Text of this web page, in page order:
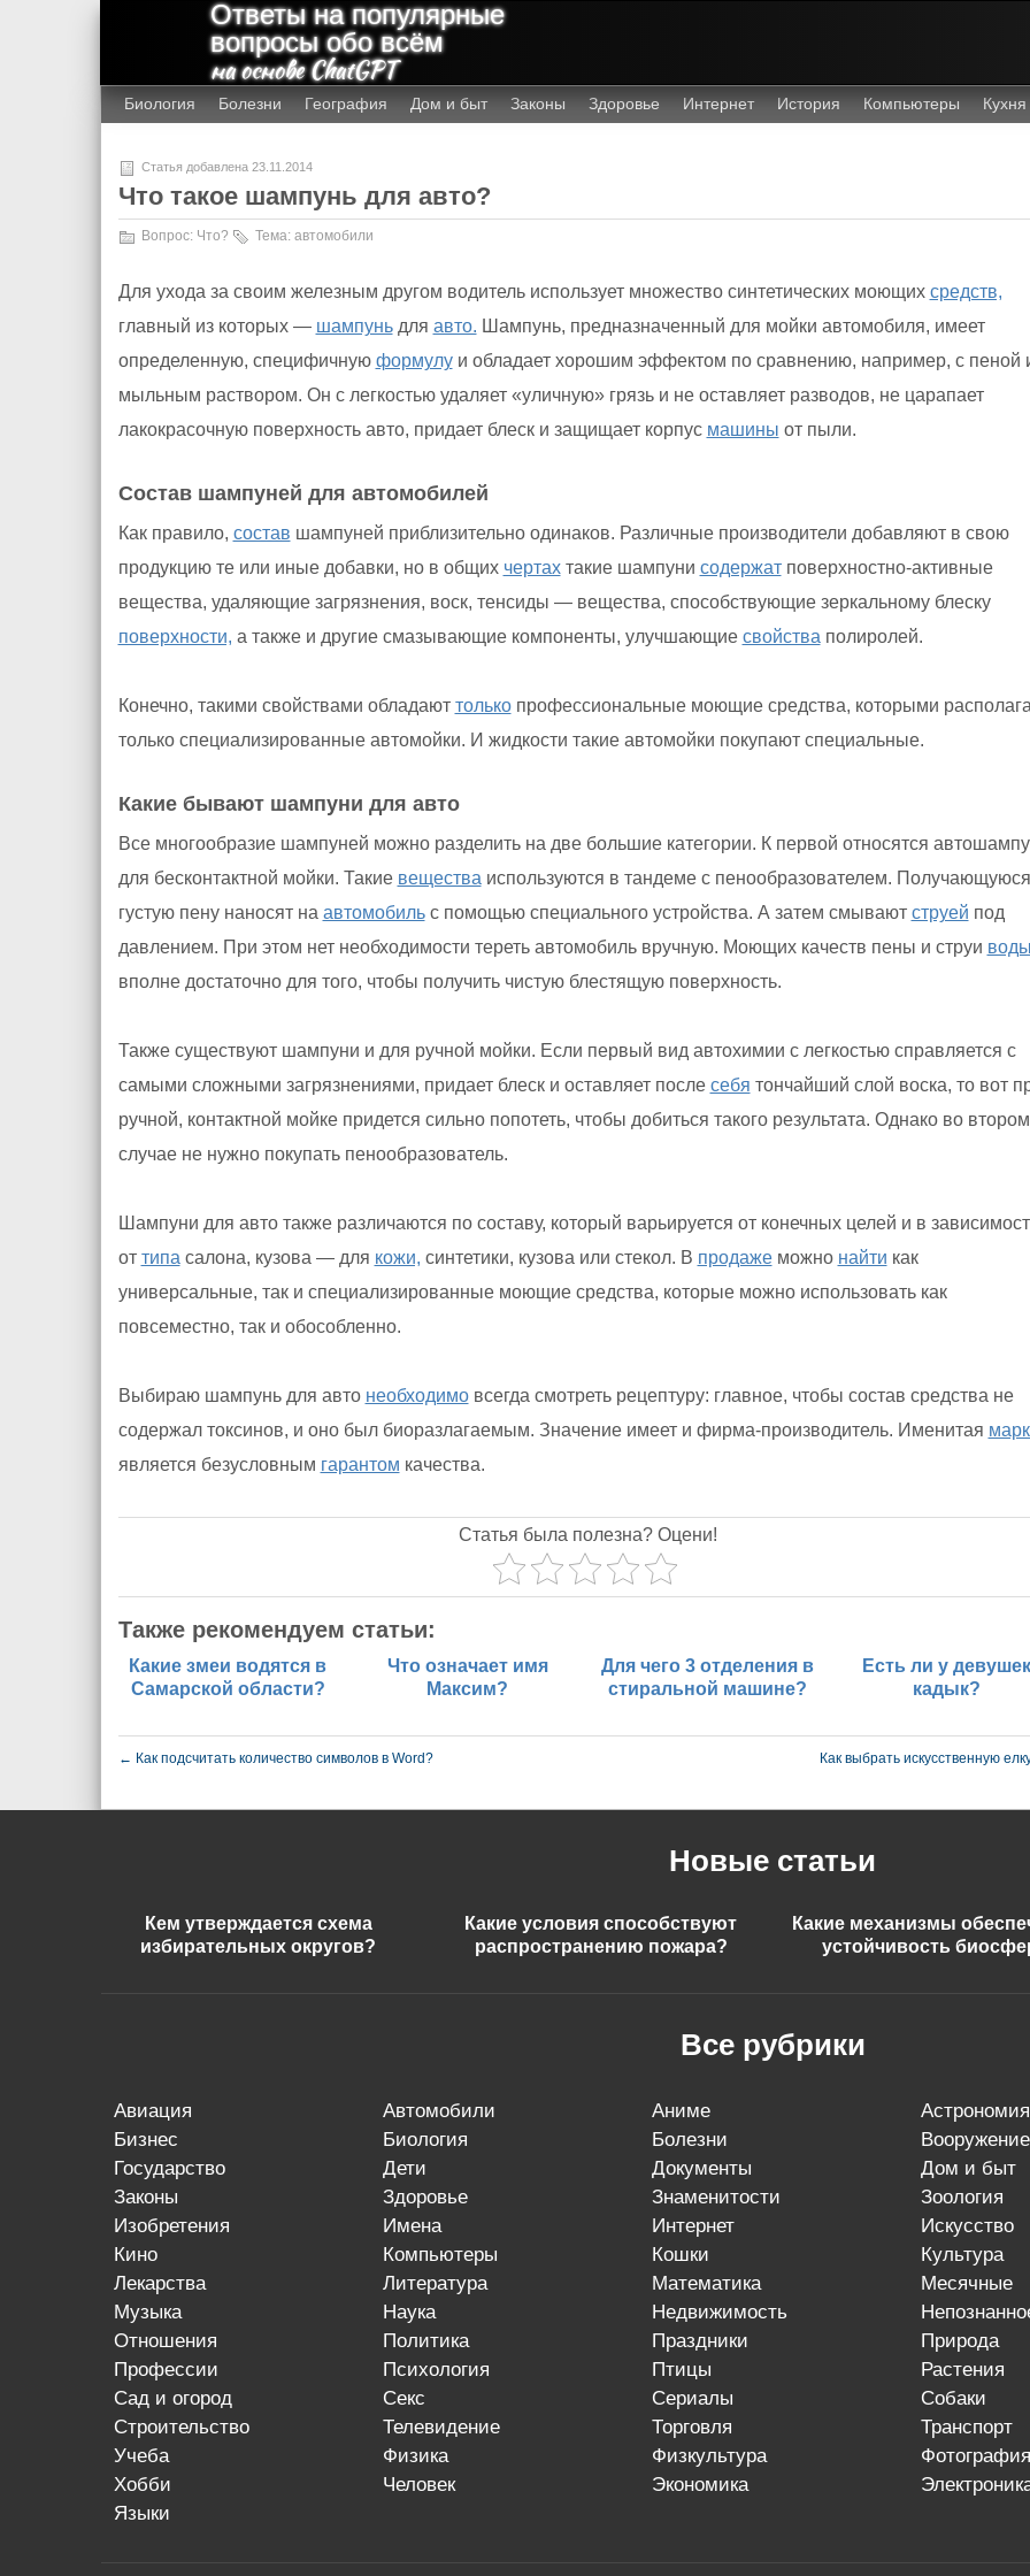
Ответы на популярные
вопросы обо всём
на основе ChatGPT
Биология Болезни География Дом и быт Законы Здоровье Интернет История Компьютеры Кухня
Статья добавлена 23.11.2014
Что такое шампунь для авто?
Вопрос: Что? Тема: автомобили
Для ухода за своим железным другом водитель использует множество синтетических моющих средств,
главный из которых — шампуньдля авто. Шампунь, предназначенный для мойки автомобиля, имеет
определенную, специфичную формулуи обладает хорошим эффектом по сравнению, например, с пеной
мыльным раствором. Он с легкостью удаляет «уличную» грязь и не оставляет разводов, не царапает
лакокрасочную поверхность авто, придает блеск и защищает корпус машины от пыли.
Состав шампуней для автомобилей
Как правило, состав шампуней приблизительно одинаков. Различные производители добавляют в свою
продукцию те или иные добавки, но в общих чертахтакие шампуни содержатповерхностно-активные
вещества, удаляющие загрязнения, воск, тенсиды — вещества, способствующие зеркальному блеску
поверхности, а также и другие смазывающие компоненты, улучшающие свойства полиролей.
Конечно, такими свойствами обладают толькопрофессиональные моющие средства, которыми
только специализированные автомойки. И жидкости такие автомойки покупают специальные.
Какие бывают шампуни для авто
Все многообразие шампуней можно разделить на две большие категории. К первой относятся
для бесконтактной мойки. Такие вещества используются в тандеме с пенообразователем. Получающуюся
густую пену наносят на автомобильс помощью специального устройства. А затем смывают струей под
давлением. При этом нет необходимости тереть автомобиль вручную. Моющих качеств пены и струи воды
вполне достаточно для того, чтобы получить чистую блестящую поверхность.
Также существуют шампуни и для ручной мойки. Если первый вид автохимии с легкостью справляется с
самыми сложными загрязнениями, придает блеск и оставляет после себя тончайший слой воска, то вот
ручной, контактной мойке придется сильно попотеть, чтобы добиться такого результата. Однако во втором
случае не нужно покупать пенообразователь.
Шампуни для авто также различаются по составу, который варьируется от конечных целей и в
от типа салона, кузова — для кожи, синтетики, кузова или стекол. В продажеможно найти как
универсальные, так и специализированные моющие средства, которые можно использовать как
повсеместно, так и обособленно.
Выбираю шампунь для авто необходимовсегда смотреть рецептуру: главное, чтобы состав средства не
содержал токсинов, и оно был биоразлагаемым. Значение имеет и фирма-производитель. Именитая
является безусловным гарантом качества.
Статья была полезна? Оцени!
Также рекомендуем статьи:
Какие змеи водятся в
Самарской области?
Что означает имя
Максим?
Для чего 3 отделения в
стиральной машине?
Есть ли у девушек
кадык?
← Как подсчитать количество символов в Word? Как выбрать искусственную
Новые статьи
Кем утверждается схема
избирательных округов?
Какие условия способствуют
распространению пожара?
Какие механизмы
устойчивость
Все рубрики
авиация автомобили аниме астрономия
бизнес
биология болезни вооружение
государство
дети документы дом и быт
законы
здоровье знаменитости зоология
изобретения
имена интернет искусство
кино
компьютеры кошки культура
лекарства
литература математика месячные
музыка
наука недвижимость
отношения
политика праздники природа
профессии
психология птицы растения
сад и огород
секс сериалы собаки
строительство
телевидение торговля транспорт
учеба
физика физкультура фотография
хобби
человек экономика
языки